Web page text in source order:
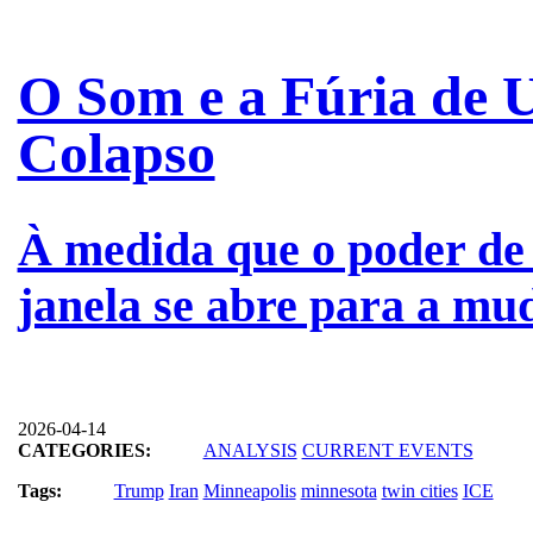
O Som e a Fúria de
Colapso
À medida que o poder
janela se abre para a
2026-04-14
CATEGORIES:
ANALYSIS CURRENT EVENTS
Tags:
Trump Iran Minneapolis minnesota twin cities ICE